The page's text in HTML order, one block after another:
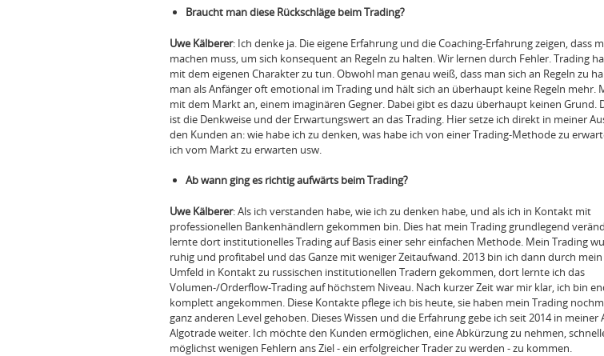
Braucht man diese Rückschläge beim Trading?
Uwe Kälberer: Ich denke ja. Die eigene Erfahrung und die Coaching-Erfahrung zeigen, dass
machen muss, um sich konsequent an Regeln zu halten. Wir lernen durch Fehler. Trading
mit dem eigenen Charakter zu tun. Obwohl man genau weiß, dass man sich an Regeln zu
man als Anfänger oft emotional im Trading und hält sich an überhaupt keine Regeln mehr.
mit dem Markt an, einem imaginären Gegner. Dabei gibt es dazu überhaupt keinen Grund.
ist die Denkweise und der Erwartungswert an das Trading. Hier setze ich direkt in meiner
den Kunden an: wie habe ich zu denken, was habe ich von einer Trading-Methode zu
ich vom Markt zu erwarten usw.
Ab wann ging es richtig aufwärts beim Trading?
Uwe Kälberer: Als ich verstanden habe, wie ich zu denken habe, und als ich in Kontakt mit
professionellen Bankenhändlern gekommen bin. Dies hat mein Trading grundlegend
lernte dort institutionelles Trading auf Basis einer sehr einfachen Methode. Mein Trading
ruhig und profitabel und das Ganze mit weniger Zeitaufwand. 2013 bin ich dann durch
Umfeld in Kontakt zu russischen institutionellen Tradern gekommen, dort lernte ich das
Volumen-/Orderflow-Trading auf höchstem Niveau. Nach kurzer Zeit war mir klar, ich bin
komplett angekommen. Diese Kontakte pflege ich bis heute, sie haben mein Trading
ganz anderen Level gehoben. Dieses Wissen und die Erfahrung gebe ich seit 2014 in meiner
Algotrade weiter. Ich möchte den Kunden ermöglichen, eine Abkürzung zu nehmen,
möglichst wenigen Fehlern ans Ziel - ein erfolgreicher Trader zu werden - zu kommen.